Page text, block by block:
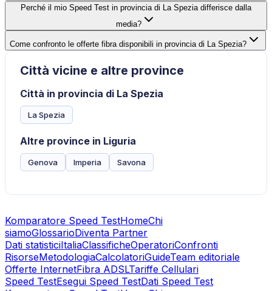
Perché il mio Speed Test in provincia di La Spezia differisce dalla
media?
Come confronto le offerte fibra disponibili in provincia di La Spezia?
Città vicine e altre province
Città in provincia di La Spezia
La Spezia
Altre province in Liguria
Genova Imperia Savona
Komparatore Speed TestHomeChi
siamoGlossarioDiventa Partner
Dati statisticiItaliaClassificheOperatoriConfronti
RisorseMetodologiaCalcolatoriGuideTeam editoriale
Offerte InternetFibra ADSLTariffe Cellulari
Speed TestEsegui Speed TestDati Speed Test